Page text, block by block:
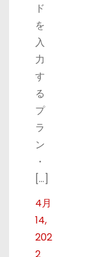
ド
を
入
力
す
る
プ
ラ
ン
・
[…]
4月
14,
202